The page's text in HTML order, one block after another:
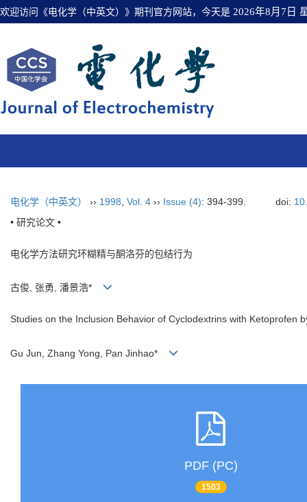
欢迎访问《电化学（中英文）》期刊官方网站，今天是 2026年8月7日
电化学（中英文） ›› 1998 Vol. 4 ›› Issue (4): 394-399. doi:
• 研究论文 •
电化学方法研究环糊精与酮洛芬的包结行为
古俊, 张勇, 潘景浩*
Studies on the Inclusion Behavior of Cyclodextrins with Ketoprofen
Gu Jun, Zhang Yong, Pan Jinhao*
PDF (PC)
1503